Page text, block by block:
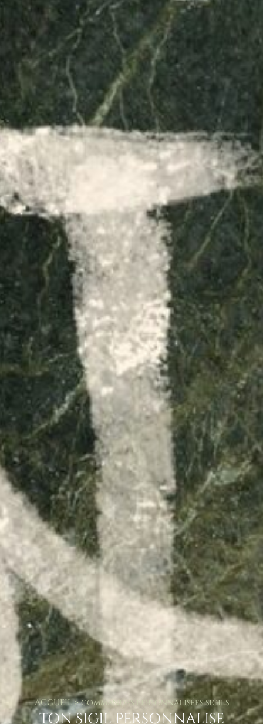
ACCUEIL > commandes personnalisées sigils
TON SIGIL PERSONNALISE